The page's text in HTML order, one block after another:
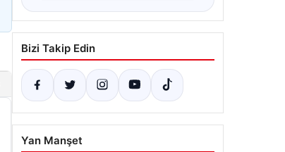
Bizi Takip Edin
Yan Manşet